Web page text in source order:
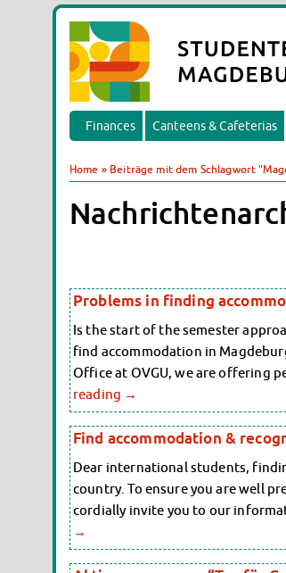
Finances Canteens & Cafeterias
Home » Beiträge mit dem Schlagwort
Problems in finding
Is the start of the semester
find accommodation in
Office at OVGU, we are offering
reading →
Find accommodation &
Dear international students,
country. To ensure you are well
cordially invite you to our
→